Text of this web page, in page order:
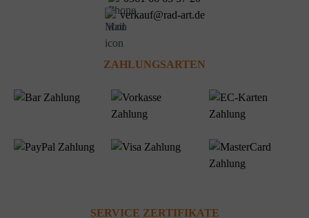
ZAHLUNGSARTEN
verkauf@rad-art.de
SERVICE ZERTIFIKATE